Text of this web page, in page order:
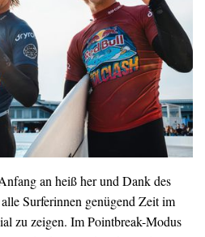
an heiß her und Dank des
Surferinnen genügend Zeit im
zu zeigen. Im Pointbreak-Modus